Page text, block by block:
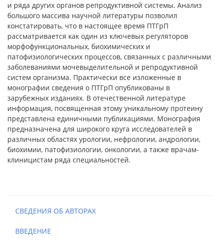
и ряда других органов репродуктивной системы. Анализ
большого массива научной литературы позволил
констатировать, что в настоящее время ПТГрП
рассматривается как один из ключевых регуляторов
морфофункциональных, биохимических и
патофизиологических процессов, связанных с различными
заболеваниями мочевыделительной и репродуктивной
систем организма. Практически все изложенные в
монографии сведения о ПТГрП опубликованы в
зарубежных изданиях. В отечественной литературе
информация, посвященная этому уникальному протеину
представлена единичными публикациями. Монография
предназначена для широкого круга исследователей в
различных областях урологии, нефрологии, андрологии,
биохимии, патофизиологии, онкологии, а также врачам-
клиницистам ряда специальностей.
СВЕДЕНИЯ ОБ АВТОРАХ
ВВЕДЕНИЕ